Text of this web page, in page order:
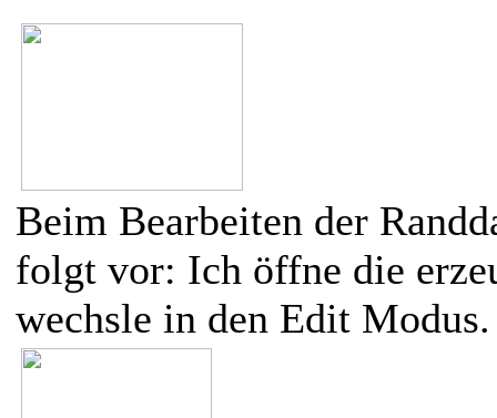
Beim Bearbeiten der
folgt vor: Ich öffne die
wechsle in den Edit Modus.